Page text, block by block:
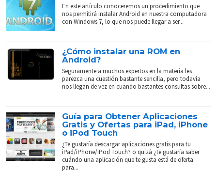
En este artículo conoceremos un procedimiento que
nos permitirá instalar Android en nuestra computadora
con Windows 7, lo que nos puede llegar a ser...
¿Cómo instalar una ROM en
Android?
Seguramente a muchos expertos en la materia les
parezca una cuestión bastante sencilla, pero todavía
nos llegan de vez en cuando bastantes consultas sobre...
Guía para Obtener Aplicaciones
Gratis y Ofertas para iPad, iPhone
o iPod Touch
¿Te gustaría descargar aplicaciones gratis para tu
iPad/iPhone/iPod Touch? o quizá ¿te gustaría saber
cuándo una aplicación que te gusta está de oferta
para...